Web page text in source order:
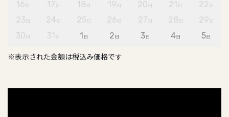
16 日 17 日 18 日 19 日 20 日 21 日 22 日
23 日 24 日 25 日 26 日 27 日 28 日 29 日
30 日 31 日 1日 2日 3日 4日 5日
※表示された金額は税込み価格です